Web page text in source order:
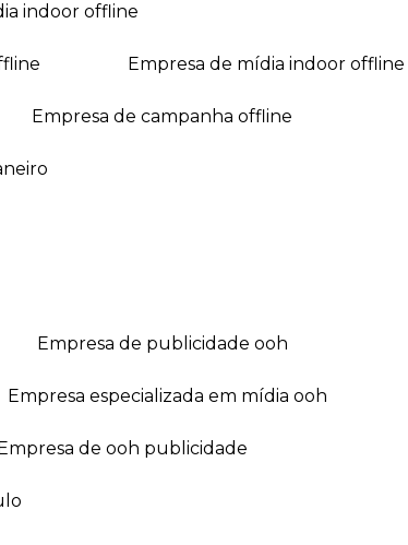
indoor offline
empresa de mídia indoor offline
empresa de campanha offline
empresa de publicidade ooh
empresa especializada em mídia ooh
empresa de ooh publicidade